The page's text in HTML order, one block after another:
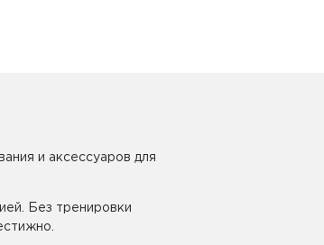
и аксессуаров для
Без тренировки